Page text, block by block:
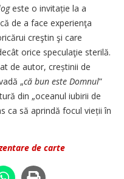
este o invitație la a
de a face experienţa
creştin şi care
orice speculaţie sterilă.
de autor, creștinii de
„că bun este Domnul”
din „oceanul iubirii de
ca să aprindă focul vieții în
de carte